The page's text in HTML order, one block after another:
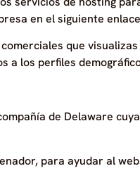
en el siguiente
que
los perfiles
de Delaware
para ayudar al